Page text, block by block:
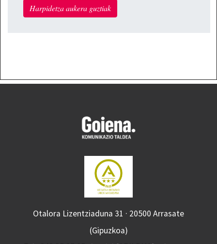
Harpidetza aukera guztiak
Otalora Lizentziaduna 31 · 20500 Arrasate
(Gipuzkoa)